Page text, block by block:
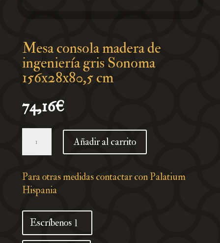
Mesa consola madera de
ingeniería gris Sonoma
156x28x80,5 cm
74,16€
de
ingeniería
Sonoma
156x28x80,5
cm
Añadir al carrito
Para otras medidas contactar con Palatium
Hispania
Escríbenos